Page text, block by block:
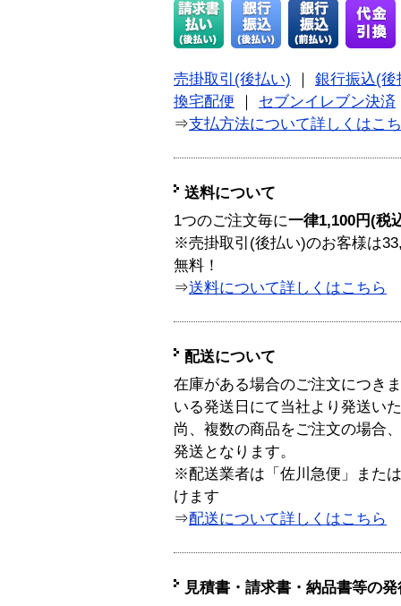
売掛取引(後払い)
銀行振込(後
換宅配便
セブンイレブン決済
⇒支払方法について詳しくはこ
送料について
1つのご注文毎に一律1,100円(税
※売掛取引(後払い)のお客様は
無料！
⇒送料について詳しくはこちら
配送について
在庫がある場合のご注文につき
いる発送日にて当社より発送い
尚、複数の商品をご注文の場合
発送となります。
※配送業者は「佐川急便」また
けます
⇒配送について詳しくはこちら
見積書・請求書・納品書等の